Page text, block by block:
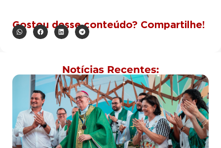
Gostou desse conteúdo? Compartilhe!
Notícias Recentes: